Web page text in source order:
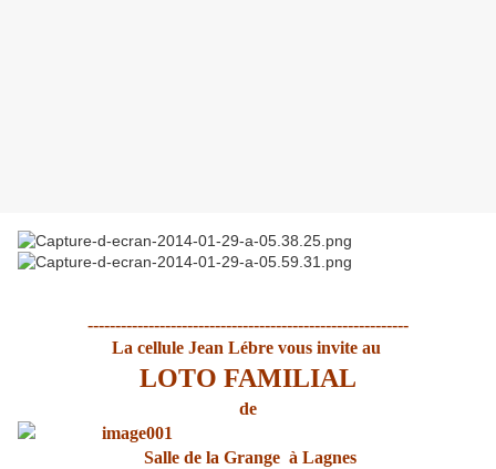
----------------------------------------------------------
La cellule Jean Lébre vous invite au
LOTO FAMILIAL
de
Salle de la Grange à Lagnes